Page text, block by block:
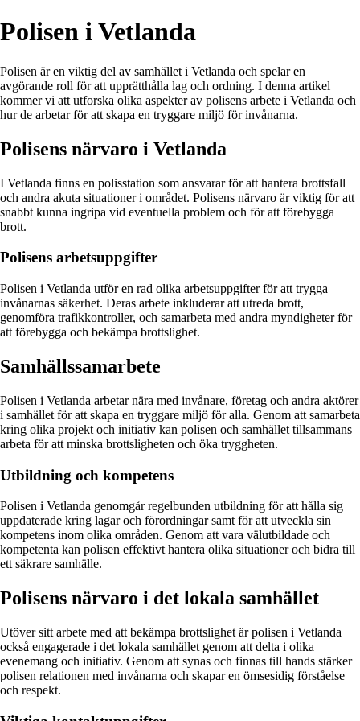
Polisen i Vetlanda
Polisen är en viktig del av samhället i Vetlanda och spelar en
avgörande roll för att upprätthålla lag och ordning. I denna artikel
kommer vi att utforska olika aspekter av polisens arbete i Vetlanda och
hur de arbetar för att skapa en tryggare miljö för invånarna.
Polisens närvaro i Vetlanda
I Vetlanda finns en polisstation som ansvarar för att hantera brottsfall
och andra akuta situationer i området. Polisens närvaro är viktig för att
snabbt kunna ingripa vid eventuella problem och för att förebygga
brott.
Polisens arbetsuppgifter
Polisen i Vetlanda utför en rad olika arbetsuppgifter för att trygga
invånarnas säkerhet. Deras arbete inkluderar att utreda brott,
genomföra trafikkontroller, och samarbeta med andra myndigheter för
att förebygga och bekämpa brottslighet.
Samhällssamarbete
Polisen i Vetlanda arbetar nära med invånare, företag och andra aktörer
i samhället för att skapa en tryggare miljö för alla. Genom att samarbeta
kring olika projekt och initiativ kan polisen och samhället tillsammans
arbeta för att minska brottsligheten och öka tryggheten.
Utbildning och kompetens
Polisen i Vetlanda genomgår regelbunden utbildning för att hålla sig
uppdaterade kring lagar och förordningar samt för att utveckla sin
kompetens inom olika områden. Genom att vara välutbildade och
kompetenta kan polisen effektivt hantera olika situationer och bidra till
ett säkrare samhälle.
Polisens närvaro i det lokala samhället
Utöver sitt arbete med att bekämpa brottslighet är polisen i Vetlanda
också engagerade i det lokala samhället genom att delta i olika
evenemang och initiativ. Genom att synas och finnas till hands stärker
polisen relationen med invånarna och skapar en ömsesidig förståelse
och respekt.